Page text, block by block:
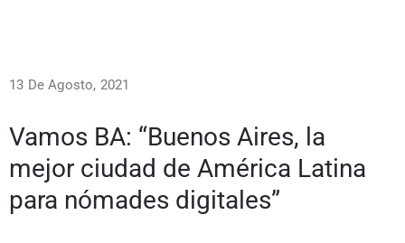
13 De Agosto, 2021
Vamos BA: “Buenos Aires, la
mejor ciudad de América Latina
para nómades digitales”